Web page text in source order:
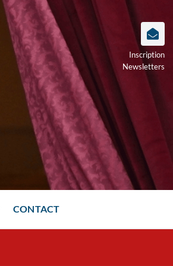
Inscription
Newsletters
CONTACT